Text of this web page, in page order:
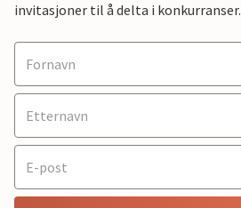
invitasjoner til å delta i konkurranser.